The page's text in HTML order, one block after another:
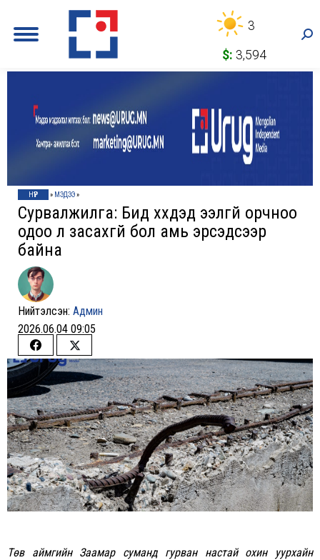
3
$: 3,594
НҮҮР » МЭДЭЭ»
Сурвалжилга: Бид хүүхдэд ээлгүй орчноо
одоо л засахгүй бол амь эрсэдсээр
байна
Нийтэлсэн: Админ
2026.06.04 09:05
Share
on
Facebook
Share
on
Twitter
Төв аймгийн Заамар суманд гурван настай охин уурхайн